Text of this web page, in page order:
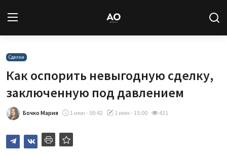
Статьи
Авторы
Сделки
Как оспорить невыгодную сделку,
заключенную под давлением
Бочко Мария 1 июн - 00:42 1 июн - 15:00 431